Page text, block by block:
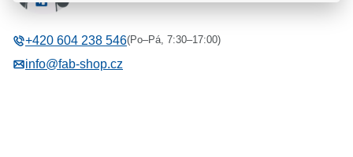
+420 604 238 546(Po–Pá, 7:30–17:00)
info@fab-shop.cz